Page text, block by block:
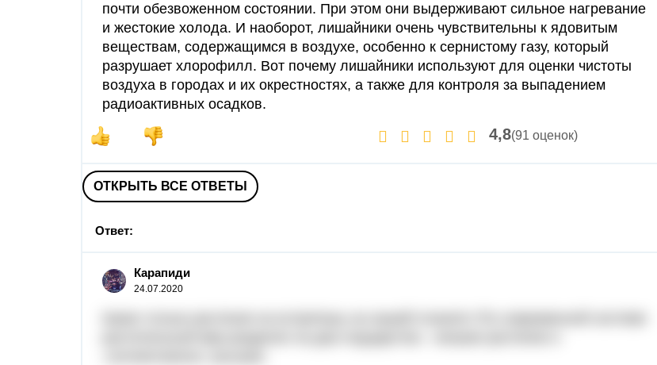
почти обезвоженном состоянии. При этом они выдерживают сильное нагревание
и жестокие холода. И наоборот, лишайники очень чувствительны к ядовитым
веществам, содержащимся в воздухе, особенно к сернистому газу, который
разрушает хлорофилл. Вот почему лишайники используют для оценки чистоты
воздуха в городах и их окрестностях, а также для контроля за выпадением
радиоактивных осадков.
4,8(91 оценок)
ОТКРЫТЬ ВСЕ ОТВЕТЫ
Ответ:
Карапиди
24.07.2020